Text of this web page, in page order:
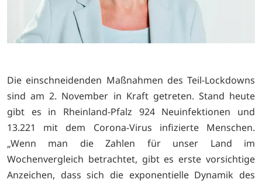
Die einschneidenden Maßnahmen des Teil-Lockdowns
sind am 2. November in Kraft getreten. Stand heute
gibt es in Rheinland-Pfalz 924 Neuinfektionen und
13.221 mit dem Corona-Virus infizierte Menschen.
„Wenn man die Zahlen für unser Land im
Wochenvergleich betrachtet, gibt es erste vorsichtige
Anzeichen, dass sich die exponentielle Dynamik des